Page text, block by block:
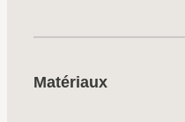
Matériaux